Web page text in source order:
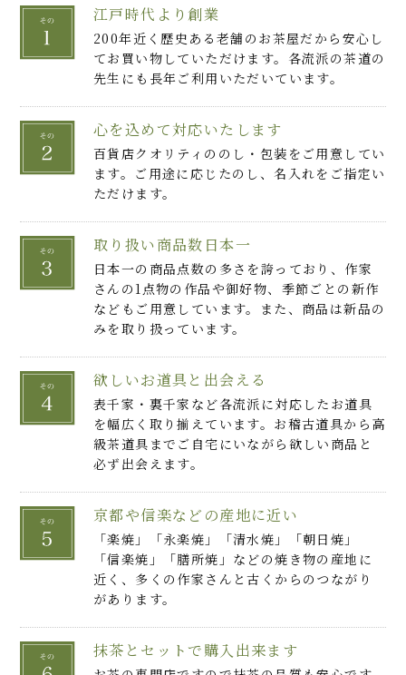
江戸時代より創業
200年近く歴史ある老舗のお茶屋だから安心し
てお買い物していただけます。各流派の茶道の
先生にも長年ご利用いただいています。
心を込めて対応いたします
百貨店クオリティののし・包装をご用意してい
ます。ご用途に応じたのし、名入れをご指定い
ただけます。
取り扱い商品数日本一
日本一の商品点数の多さを誇っており、作家
さんの1点物の作品や御好物、季節ごとの新作
などもご用意しています。また、商品は新品の
みを取り扱っています。
欲しいお道具と出会える
表千家・裏千家など各流派に対応したお道具
を幅広く取り揃えています。お稽古道具から高
級茶道具までご自宅にいながら欲しい商品と
必ず出会えます。
京都や信楽などの産地に近い
「楽焼」「永楽焼」「清水焼」「朝日焼」
「信楽焼」「膳所焼」などの焼き物の産地に
近く、多くの作家さんと古くからのつながり
があります。
抹茶とセットで購入出来ます